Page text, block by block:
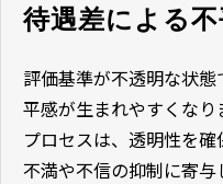
待遇差による
評価基準が不透明な状
平感が生まれやすくな
プロセスは、透明性を
不満や不信の抑制に寄与